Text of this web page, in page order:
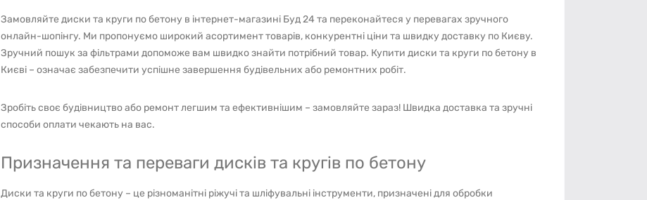
Замовляйте диски та круги по бетону в інтернет-магазині Буд 24 та переконайтеся у перевагах зручного
онлайн-шопінгу. Ми пропонуємо широкий асортимент товарів, конкурентні ціни та швидку доставку по Києву.
Зручний пошук за фільтрами допоможе вам швидко знайти потрібний товар. Купити диски та круги по бетону в
Києві – означає забезпечити успішне завершення будівельних або ремонтних робіт.
Зробіть своє будівництво або ремонт легшим та ефективнішим – замовляйте зараз! Швидка доставка та зручні
способи оплати чекають на вас.
Призначення та переваги дисків та кругів по бетону
Диски та круги по бетону – це різноманітні ріжучі та шліфувальні інструменти, призначені для обробки